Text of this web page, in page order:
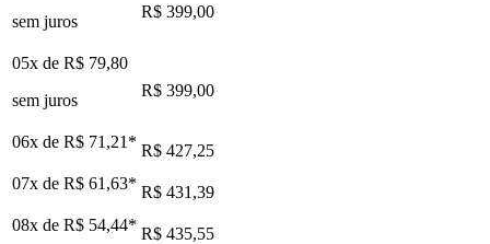
sem juros
R$ 399,00
05x de R$ 79,80
sem juros
R$ 399,00
06x de R$ 71,21 * R$ 427,25
07x de R$ 61,63* R$ 431,39
08x de R$ 54,44* R$ 435,55